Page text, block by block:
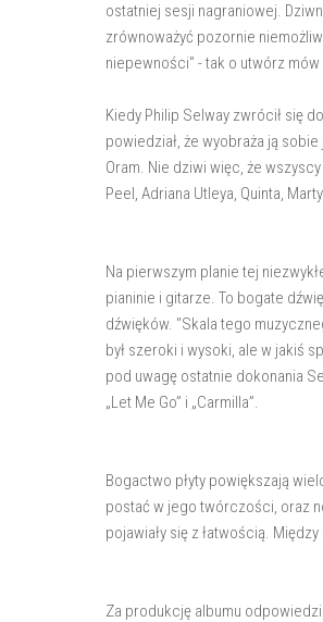
ostatniej sesji nagraniowej.
zrównoważyć pozornie
niepewności” - tak o utwórz mów
Kiedy Philip Selway zwrócił się
powiedział, że wyobraża ją
Oram. Nie dziwi więc, że
Peel, Adriana Utleya, Quinta,
Na pierwszym planie tej
pianinie i gitarze. To bogate
dźwięków. "Skala tego
był szeroki i wysoki, ale w jakiś
pod uwagę ostatnie dokonania
„Let Me Go” i „Carmilla”.
Bogactwo płyty powiększają
postać w jego twórczości, oraz
pojawiały się z łatwością.
Za produkcję albumu